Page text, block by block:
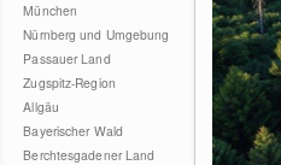
München
Nürnberg und Umgebung
Passauer Land
Zugspitz-Region
Allgäu
Bayerischer Wald
Berchtesgadener Land